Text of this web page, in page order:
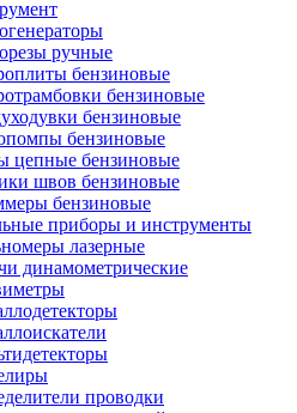
ручные
бензиновые
бензиновые
бензиновые
бензиновые
цепные бензиновые
швов бензиновые
бензиновые
приборы и инструменты
лазерные
динамометрические
проводки